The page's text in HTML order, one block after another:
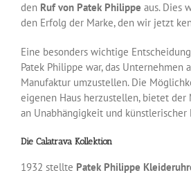
den Ruf von Patek Philippe aus. Dies
den Erfolg der Marke, den wir jetzt
Eine besonders wichtige
Patek Philippe war, das
Manufaktur umzustellen. Die
eigenen Haus herzustellen, bietet der
an Unabhängigkeit und künstlerischer
Die Calatrava Kollektion
1932 stellte Patek Philippe